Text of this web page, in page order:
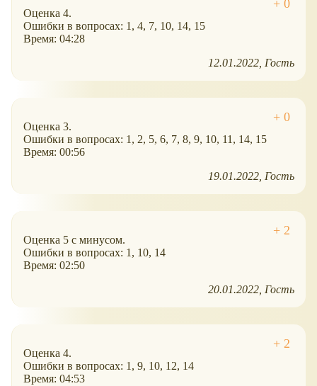
Оценка 4.
Ошибки в вопросах: 1, 4, 7, 10, 14, 15
Время: 04:28
12.01.2022 Гость
Оценка 3.
Ошибки в вопросах: 1, 2, 5, 6, 7, 8, 9, 10, 11, 14, 15
Время: 00:56
19.01.2022 Гость
Оценка 5 с минусом.
Ошибки в вопросах: 1, 10, 14
Время: 02:50
20.01.2022 Гость
Оценка 4.
Ошибки в вопросах: 1, 9, 10, 12, 14
Время: 04:53